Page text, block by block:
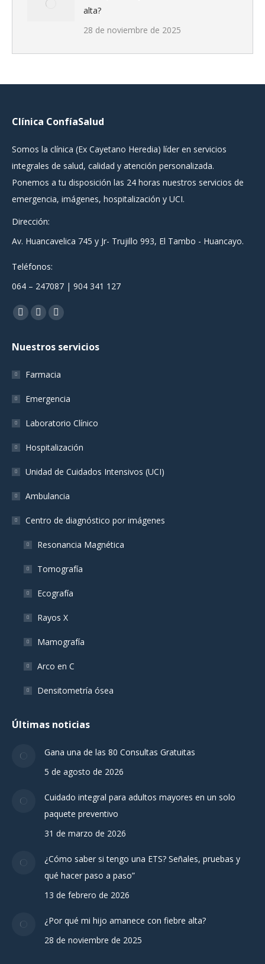
alta?
28 de noviembre de 2025
Clínica ConfíaSalud
Somos la clínica (Ex Cayetano Heredia) líder en servicios
integrales de salud, calidad y atención personalizada.
Ponemos a tu disposición las 24 horas nuestros servicios de
emergencia, imágenes, hospitalización y UCI.
Dirección:
Av. Huancavelica 745 y Jr- Trujillo 993, El Tambo - Huancayo.
Teléfonos:
064 – 247087 | 904 341 127
Encuéntranos en:
Facebook
opens
new
window
YouTube
opens
new
window
Instagram
opens
new
window
Nuestros servicios
Farmacia
Emergencia
Laboratorio Clínico
Hospitalización
Unidad de Cuidados Intensivos (UCI)
Ambulancia
Centro de diagnóstico por imágenes
Resonancia Magnética
Tomografía
Ecografía
Rayos X
Mamografía
Arco en C
Densitometría ósea
Últimas noticias
Gana una de las 80 Consultas Gratuitas
5 de agosto de 2026
Cuidado integral para adultos mayores en un solo
paquete preventivo
31 de marzo de 2026
¿Cómo saber si tengo una ETS? Señales, pruebas y
qué hacer paso a paso”
13 de febrero de 2026
¿Por qué mi hijo amanece con fiebre alta?
28 de noviembre de 2025